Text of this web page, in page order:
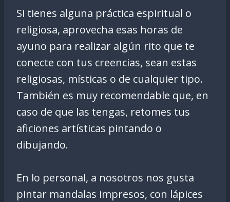
Si tienes alguna práctica espiritual o
religiosa, aprovecha esas horas de
ayuno para realizar algún rito que te
conecte con tus creencias, sean estas
religiosas, místicas o de cualquier tipo.
También es muy recomendable que, en
caso de que las tengas, retomes tus
aficiones artísticas pintando o
dibujando.
En lo personal, a nosotros nos gusta
pintar mandalas impresos, con lápices